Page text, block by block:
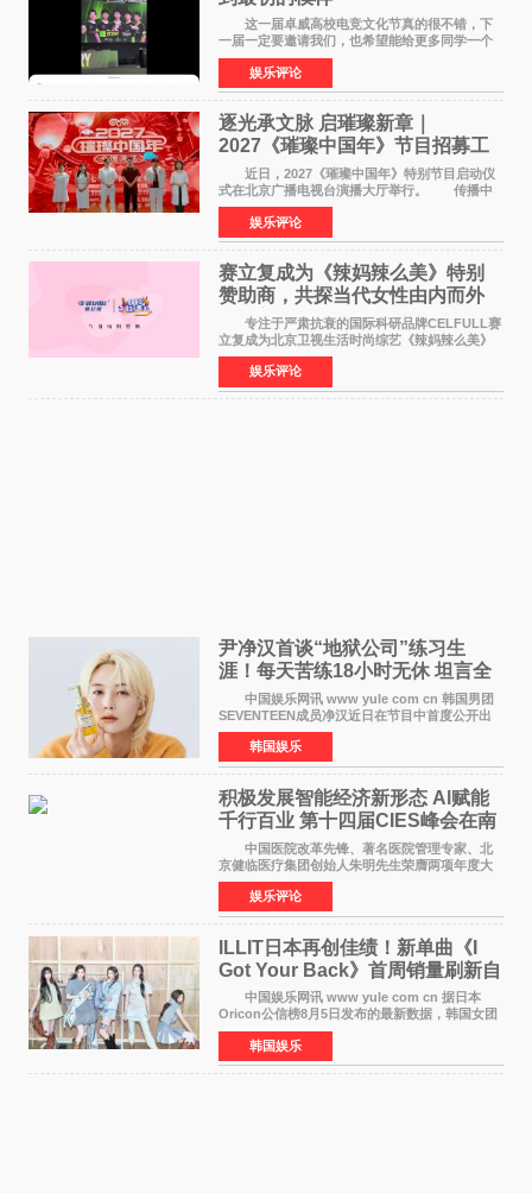
这一届卓威高校电竞文化节真的很不错，下
一届一定要邀请我们，也希望能给更多同学一个
来到现场的机会。 2026卓威高校电竞文化节
已经落下帷幕，在活动结束后，仍有不少高校电
竞社负责人和现
娱乐评论
逐光承文脉 启璀璨新章｜
2027《璀璨中国年》节目招募工
作圆满启动
近日，2027《璀璨中国年》特别节目启动仪
式在北京广播电视台演播大厅举行。 传播中
华优秀传统文化，弘扬纯正国风艺术，打造高规
格、高质感、正能量的文艺盛典，是璀璨中国年
矢志不渝的初心
娱乐评论
赛立复成为《辣妈辣么美》特别
赞助商，共探当代女性由内而外
活力美
专注于严肃抗衰的国际科研品牌CELFULL赛
立复成为北京卫视生活时尚综艺《辣妈辣么美》
的特别赞助商,明星辣妈袁咏仪倾情参与，向广大
都市女性传递健康生活新主张，寄语当代女性在
家庭与自我之间
娱乐评论
尹净汉首谈“地狱公司”练习生
涯！每天苦练18小时无休 坦言全
靠成员撑过来
中国娱乐网讯 www yule com cn 韩国男团
SEVENTEEN成员净汉近日在节目中首度公开出
道前的残酷练习生经历，并提及经纪公司Pledis
娱乐，引发广泛关注。 在8月2日播出的日本
TBS综艺节目《周
韩国娱乐
积极发展智能经济新形态 Al赋能
千行百业 第十四届CIES峰会在南
京盛大召开
中国医院改革先锋、著名医院管理专家、北
京健临医疗集团创始人朱明先生荣膺两项年度大
奖 2026年7月31日，盛夏金陵，长江之畔，
以重落地·真务实·强链接为主题的2026&lsquo;人
工智能+&rsquo
娱乐评论
ILLIT日本再创佳绩！新单曲《I
Got Your Back》首周销量刷新自
身纪录
中国娱乐网讯 www yule com cn 据日本
Oricon公信榜8月5日发布的最新数据，韩国女团
ILLIT在日本发行的第二张单曲《I Got Your
Back》首周销量达到71,009张，成功跻身最新一
期周单曲排行
韩国娱乐